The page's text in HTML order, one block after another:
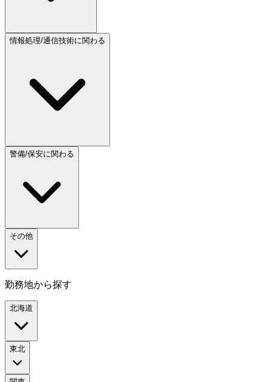
情報処理/通信技術に関わる
警備/保安に関わる
その他
勤務地から探す
北海道
東北